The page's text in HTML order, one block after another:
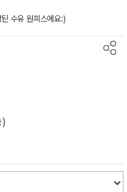
수유 원피스에요:)